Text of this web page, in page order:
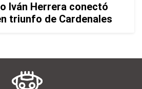
Iván Herrera conectó
triunfo de Cardenales